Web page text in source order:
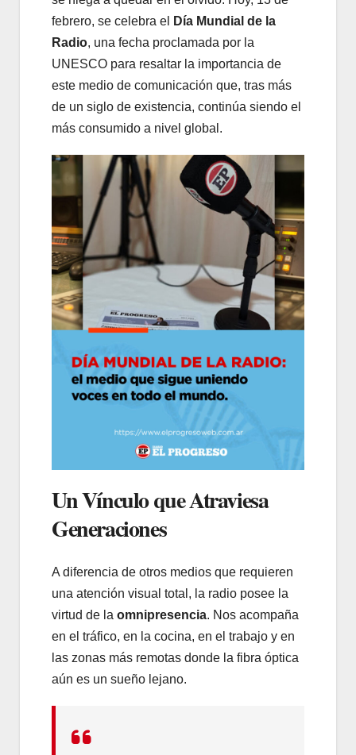
febrero, se celebra el
Día Mundial de la
Radio, una fecha proclamada por la
UNESCO para resaltar la importancia de
este medio de comunicación que, tras más
de un siglo de existencia, continúa siendo el
más consumido a nivel global.
Un Vínculo que Atraviesa
Generaciones
A diferencia de otros medios que requieren
una atención visual total, la radio posee la
virtud de la omnipresencia. Nos acompaña
en el tráfico, en la cocina, en el trabajo y en
las zonas más remotas donde la fibra óptica
aún es un sueño lejano.